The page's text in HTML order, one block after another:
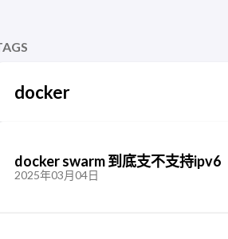
docker
docker swarm 到底支不支持ipv6
2025年03月04日